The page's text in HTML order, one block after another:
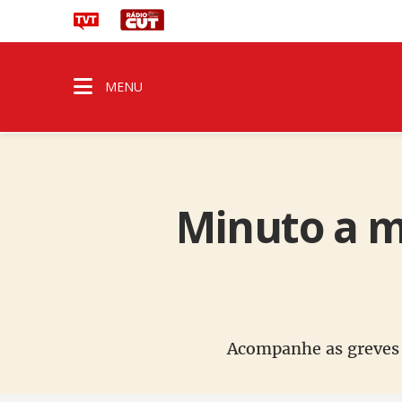
MENU
Minuto a
Acompanhe as